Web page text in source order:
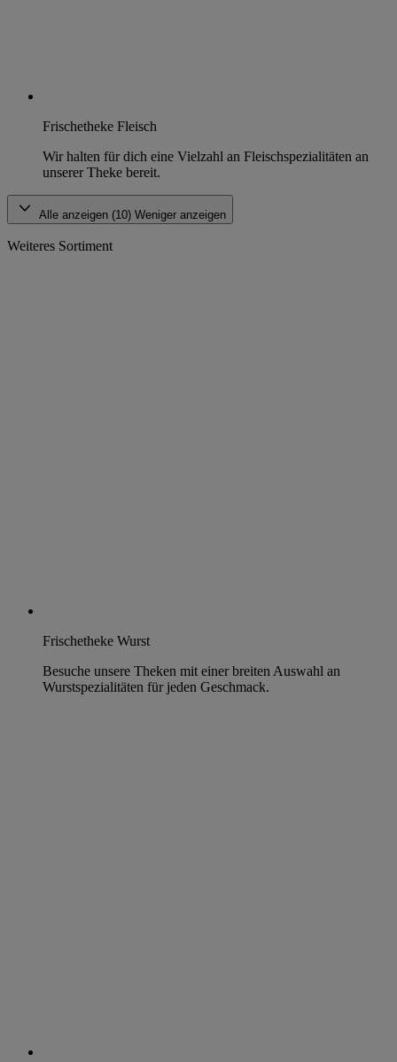
Frischetheke Fleisch
Wir halten für dich eine Vielzahl an Fleischspezialitäten an
unserer Theke bereit.
Alle anzeigen (10) Weniger anzeigen
Weiteres Sortiment
Frischetheke Wurst
Besuche unsere Theken mit einer breiten Auswahl an
Wurstspezialitäten für jeden Geschmack.